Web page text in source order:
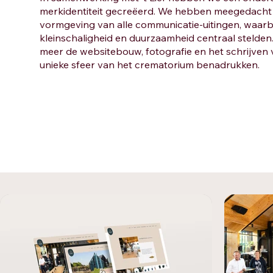
merkidentiteit gecreëerd. We hebben
vormgeving van alle communicatie-uitingen,
kleinschaligheid en duurzaamheid centraal
meer de websitebouw, fotografie en het schrijven
unieke sfeer van het crematorium benadrukken.